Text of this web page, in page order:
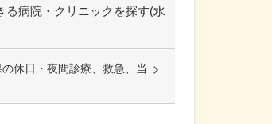
る病院・クリニックを探す(水
休日・夜間診療、救急、当